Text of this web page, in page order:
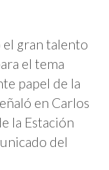
gran talento
el tema
papel de la
en Carlos
la Estación
del